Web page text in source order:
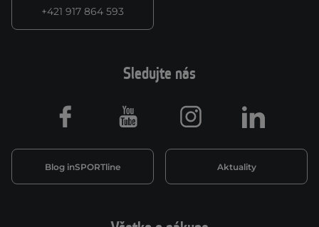
+421 917 864 593
Sledujte nás
Blog inSPORTline Aktuality
Facebook Youtube Instagram LinkedIn